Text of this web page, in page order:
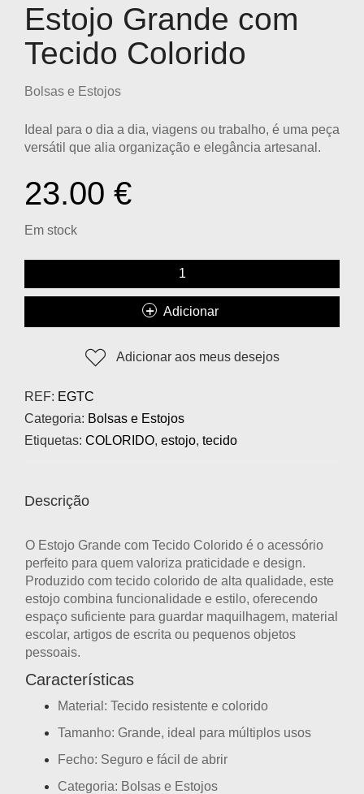
Estojo Grande com
Tecido Colorido
Bolsas e Estojos
Ideal para o dia a dia, viagens ou trabalho, é uma peça
versátil que alia organização e elegância artesanal .
23.00 €
Em stock
Adicionar
Adicionar aos meus desejos
REF: EGTC
Categoria: Bolsas e Estojos
Etiquetas: COLORIDO, estojo, tecido
Descrição
O Estojo Grande com Tecido Colorido é o acessório
perfeito para quem valoriza praticidade e design.
Produzido com tecido colorido de alta qualidade, este
estojo combina funcionalidade e estilo, oferecendo
espaço suficiente para guardar maquilhagem, material
escolar, artigos de escrita ou pequenos objetos
pessoais.
Características
Material: Tecido resistente e colorido
Tamanho: Grande, ideal para múltiplos usos
Fecho: Seguro e fácil de abrir
Categoria: Bolsas e Estojos